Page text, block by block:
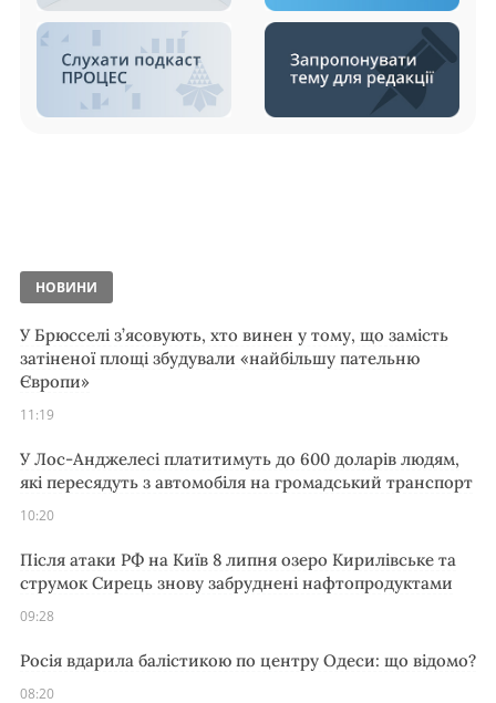
НОВИНИ
У Брюсселі з’ясовують, хто винен у тому, що замість
затіненої площі збудували «найбільшу пательню
Європи»
11:19
У Лос-Анджелесі платитимуть до 600 доларів людям,
які пересядуть з автомобіля на громадський транспорт
10:20
Після атаки РФ на Київ 8 липня озеро Кирилівське та
струмок Сирець знову забруднені нафтопродуктами
09:28
Росія вдарила балістикою по центру Одеси: що відомо?
08:20